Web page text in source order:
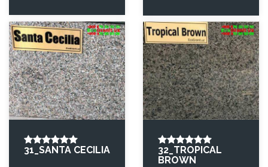
31_SANTA CECILIA
32_TROPICAL
BROWN